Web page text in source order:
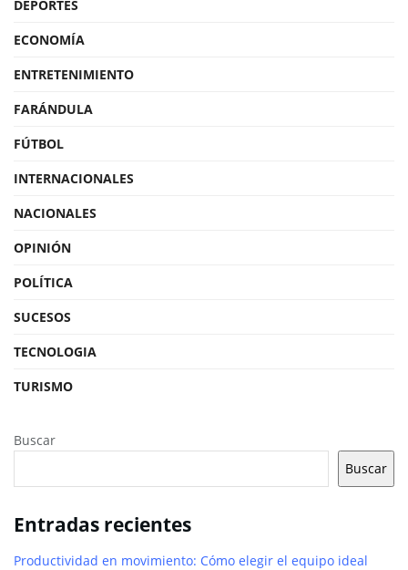
DEPORTES
ECONOMÍA
ENTRETENIMIENTO
FARÁNDULA
FÚTBOL
INTERNACIONALES
NACIONALES
OPINIÓN
POLÍTICA
SUCESOS
TECNOLOGIA
TURISMO
Buscar
Buscar
Entradas recientes
Productividad en movimiento: Cómo elegir el equipo ideal